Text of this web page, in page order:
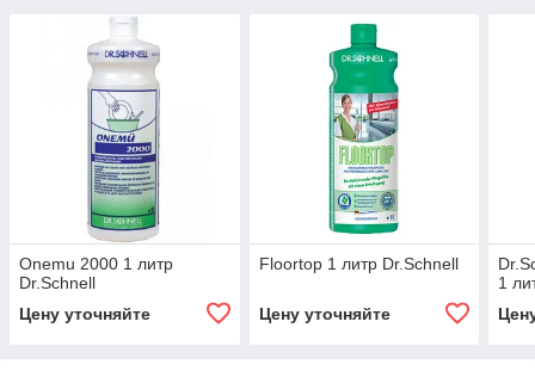
Onemu 2000 1 литр
Dr.Schnell
Цену уточняйте
Floortop 1 литр Dr.Schnell
Цену уточняйте
1